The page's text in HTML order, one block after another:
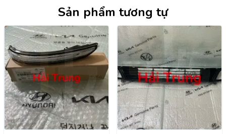
Sản phẩm tương tự